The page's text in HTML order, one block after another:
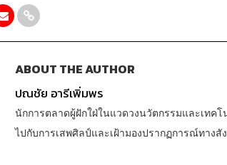
ABOUT THE AUTHOR
ปณชัย อารีเพิ่มพร
นักการตลาดผู้ฝักใฝ่ในแวดวงนวัตกรรมและเทค
ไปกับการเสพศิลป์และเฝ้ามองปรากฏการณ์ทางสั